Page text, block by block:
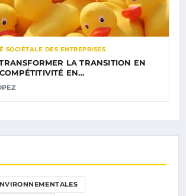
SOCIÉTALE DES ENTREPRISES
LA TRANSITION EN
EN…